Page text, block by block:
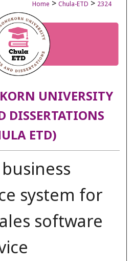
Home > Chula-ETD > 2324
UNIVERSITY
DISSERTATIONS
ETD)
system for
software